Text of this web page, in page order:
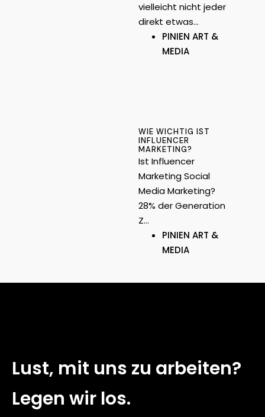
vielleicht nicht jeder
direkt etwas…
PINIEN ART &
MEDIA
WIE WICHTIG IST
INFLUENCER
MARKETING?
Ist Influencer
Marketing Social
Media Marketing?
28% der Generation
Z…
PINIEN ART &
MEDIA
Lust, mit uns zu arbeiten?
Legen wir los.